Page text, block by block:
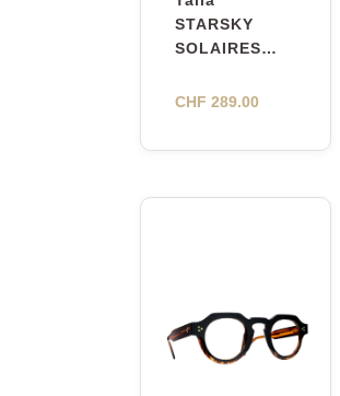
STARSKY
SOLAIRES
CHF 289.00